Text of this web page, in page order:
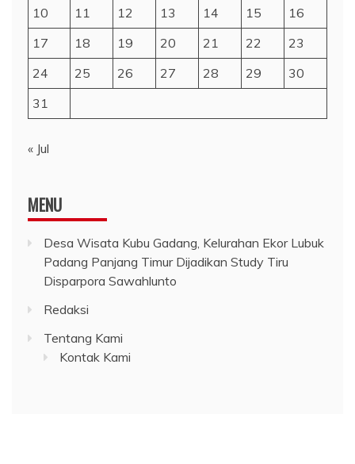
10
11 12 13 14 15
16
17
18 19 20 21 22
23
24
25 26 27 28 29
30
31
« Jul
MENU
Desa Wisata Kubu Gadang, Kelurahan Ekor Lubuk
Padang Panjang Timur Dijadikan Study Tiru
Disparpora Sawahlunto
Redaksi
Tentang Kami
Kontak Kami